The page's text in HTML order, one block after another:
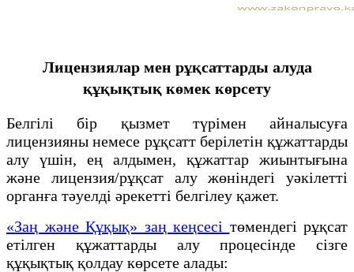
Лицензиялар мен рұқсаттарды алуда
құқықтық көмек көрсету
Белгілі бір қызмет түрімен айналысуға
лицензияны немесе рұқсатт берілетін құжаттарды
алу үшін, ең алдымен, құжаттар жиынтығына
және лицензия/рұқсат алу жөніндегі уәкілетті
органға тәуелді әрекетті белгілеу қажет.
«Заң және Құқық» заң кеңсесі төмендегі рұқсат
етілген құжаттарды алу процесінде сізге
құқықтық қолдау көрсете алады: